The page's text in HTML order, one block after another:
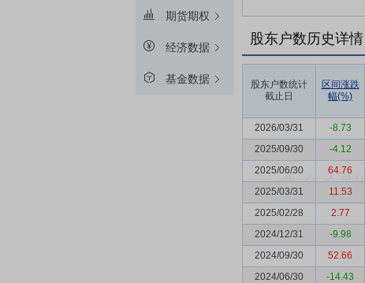
期货期权
经济数据
基金数据
股东户数历史详情
股东户数统计
截止日
区间涨跌
幅(%)
2026/03/31
-8.73
2025/09/30
-4.12
2025/06/30
64.76
2025/03/31
11.53
2025/02/28
2.77
2024/12/31
-9.98
2024/09/30
52.66
2024/06/30
-14.43